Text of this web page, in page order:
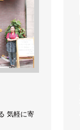
気軽に寄